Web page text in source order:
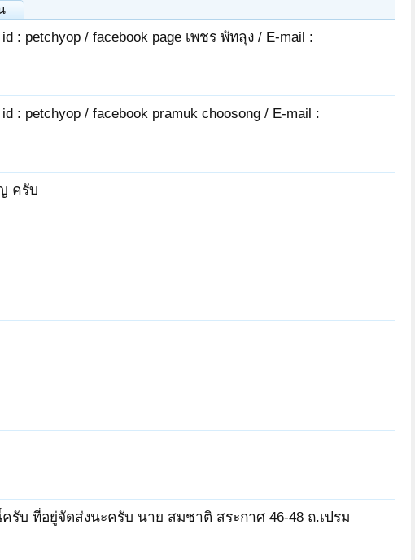
: petchyop / facebook page เพชร พัทลุง / E-mail :
: petchyop / facebook pramuk choosong / E-mail :
ครับ
บ ที่อยู่จัดส่งนะครับ นาย สมชาติ สระกาศ 46-48 ถ.เปรม